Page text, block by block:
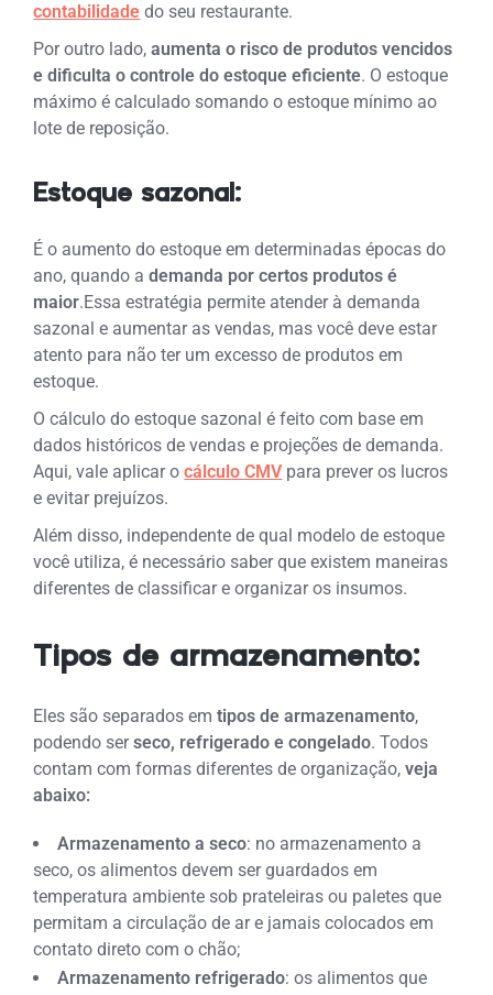
contabilidade do seu restaurante.
Por outro lado,aumenta o risco de produtos vencidos
e dificulta o controle do estoque eficiente. O estoque
máximo é calculado somando o estoque mínimo ao
lote de reposição.
Estoque sazonal:
É o aumento do estoque em determinadas épocas do
ano, quando ademanda por certos produtos é
maior.Essa estratégia permite atender à demanda
sazonal e aumentar as vendas, mas você deve estar
atento para não ter um excesso de produtos em
estoque.
O cálculo do estoque sazonal é feito com base em
dados históricos de vendas e projeções de demanda.
Aqui, vale aplicar ocálculo CMV para prever os lucros
e evitar prejuízos.
Além disso, independente de qual modelo de estoque
você utiliza, é necessário saber que existem maneiras
diferentes de classificar e organizar os insumos.
Tipos de armazenamento:
Eles são separados emtipos de armazenamento,
podendo serseco, refrigerado e congelado. Todos
contam com formas diferentes de organização,veja
abaixo:
Armazenamento a seco: no armazenamento a
seco, os alimentos devem ser guardados em
temperatura ambiente sob prateleiras ou paletes que
permitam a circulação de ar e jamais colocados em
contato direto com o chão;
Armazenamento refrigerado: os alimentos que